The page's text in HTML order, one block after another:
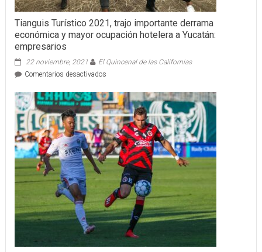
Tianguis Turístico 2021, trajo importante derrama
económica y mayor ocupación hotelera a Yucatán:
empresarios
22 noviembre, 2021
El Quincenal de las Californias
Comentarios desactivadosen
Turístico
2021,
trajo
importante
derrama
económica
y
mayor
ocupación
hotelera
a
Yucatán:
empresarios